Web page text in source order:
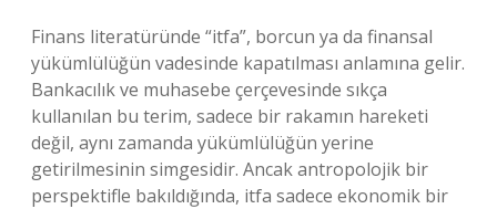
Finans literatüründe “itfa”, borcun ya da finansal
yükümlülüğün vadesinde kapatılması anlamına gelir.
Bankacılık ve muhasebe çerçevesinde sıkça
kullanılan bu terim, sadece bir rakamın hareketi
değil, aynı zamanda yükümlülüğün yerine
getirilmesinin simgesidir. Ancak antropolojik bir
perspektifle bakıldığında, itfa sadece ekonomik bir